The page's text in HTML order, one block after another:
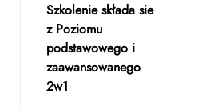
Szkolenie składa sie
z Poziomu
podstawowego i
zaawansowanego
2w1